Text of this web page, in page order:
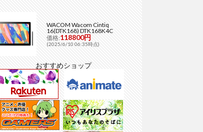
WACOM Wacom Cintiq
16(DTK168) DTK168K4C
価格:118800円
(2025/6/10 06:35時点)
おすすめショップ